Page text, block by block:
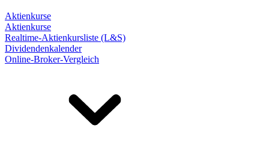
Aktienkurse
Aktienkurse
Realtime-Aktienkursliste (L&S)
Dividendenkalender
Online-Broker-Vergleich